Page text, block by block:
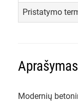
Pristatymo
Aprašymas
Modernių